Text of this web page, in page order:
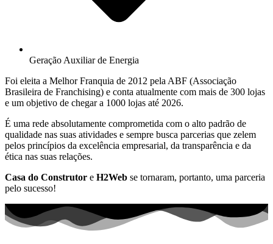
Geração Auxiliar de Energia
Foi eleita a Melhor Franquia de 2012 pela ABF (Associação
Brasileira de Franchising) e conta atualmente com mais de 300 lojas
e um objetivo de chegar a 1000 lojas até 2026.
É uma rede absolutamente comprometida com o alto padrão de
qualidade nas suas atividades e sempre busca parcerias que zelem
pelos princípios da excelência empresarial, da transparência e da
ética nas suas relações.
Casa do Construtor e H2Web se tornaram, portanto, uma parceria
pelo sucesso!